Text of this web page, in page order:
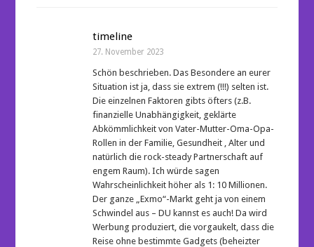
timeline
27. November 2023
Schön beschrieben. Das Besondere an eurer
Situation ist ja, dass sie extrem (!!!) selten ist.
Die einzelnen Faktoren gibts öfters (z.B.
finanzielle Unabhängigkeit, geklärte
Abkömmlichkeit von Vater-Mutter-Oma-Opa-
Rollen in der Familie, Gesundheit , Alter und
natürlich die rock-steady Partnerschaft auf
engem Raum). Ich würde sagen
Wahrscheinlichkeit höher als 1: 10 Millionen.
Der ganze „Exmo“-Markt geht ja von einem
Schwindel aus – DU kannst es auch! Da wird
Werbung produziert, die vorgaukelt, dass die
Reise ohne bestimmte Gadgets (beheizter